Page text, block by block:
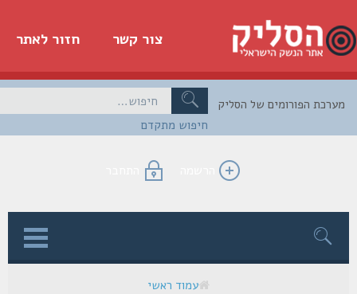
חזור לאתר צור קשר
חיפוש מתקדם
הפורומים של הסליק
הרשמה התחבר
עמוד ראשי